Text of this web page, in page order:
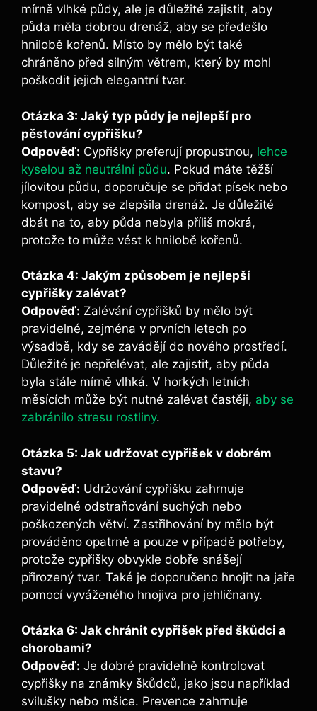
mírně vlhké půdy, ale je důležité zajistit, aby
půda měla dobrou drenáž, aby se předešlo
hnilobě kořenů. Místo by mělo být také
chráněno před silným větrem, který by mohl
poškodit jejich elegantní tvar.
Otázka 3: Jaký typ půdy je nejlepší pro
pěstování cypřišku?
Odpověď: Cypřišky preferují propustnou, lehce
kyselou až neutrální půdu. Pokud máte těžší
jílovitou půdu, doporučuje se přidat písek nebo
kompost, aby se zlepšila drenáž. Je důležité
dbát na to, aby půda nebyla příliš mokrá,
protože to může vést k hnilobě kořenů.
Otázka 4: Jakým způsobem je nejlepší
cypřišky zalévat?
Odpověď: Zalévání cypřišků by mělo být
pravidelné, zejména v prvních letech po
výsadbě, kdy se zavádějí do nového prostředí.
Důležité je nepřelévat, ale zajistit, aby půda
byla stále mírně vlhká. V horkých letních
měsících může být nutné zalévat častěji, aby se
zabránilo stresu rostliny.
Otázka 5: Jak udržovat cypřišek v dobrém
stavu?
Odpověď: Udržování cypřišku zahrnuje
pravidelné odstraňování suchých nebo
poškozených větví. Zastřihování by mělo být
prováděno opatrně a pouze v případě potřeby,
protože cypřišky obvykle dobře snášejí
přirozený tvar. Také je doporučeno hnojit na jaře
pomocí vyváženého hnojiva pro jehličnany.
Otázka 6: Jak chránit cypřišek před škůdci a
chorobami?
Odpověď: Je dobré pravidelně kontrolovat
cypřišky na známky škůdců, jako jsou například
svilušky nebo mšice. Prevence zahrnuje